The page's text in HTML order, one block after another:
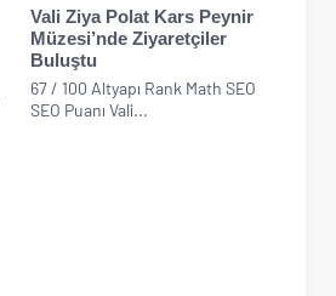
Vali Ziya Polat Kars Peynir
Müzesi’nde Ziyaretçiler
Buluştu
67 / 100 Altyapı Rank Math SEO
SEO Puanı Vali...